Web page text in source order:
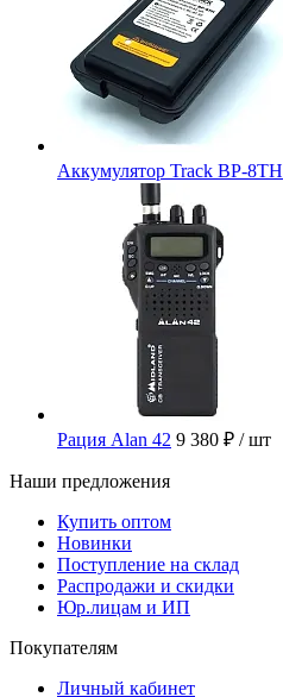
Аккумулятор Track BP-8TH
Рация Alan 42 9 380 ₽ / шт
Наши предложения
Купить оптом
Новинки
Поступление на склад
Распродажи и скидки
Юр.лицам и ИП
Покупателям
Личный кабинет